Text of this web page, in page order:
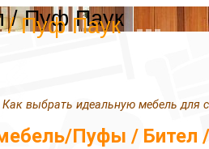
/ Пуф Паук
/ Пуф Паук
Как выбрать идеальную мебель для
Пуфы / Бител